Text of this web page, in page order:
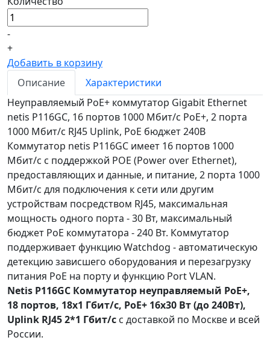
-
+
Добавить в корзину
Описание
Характеристики
Неуправляемый PoE+ коммутатор Gigabit Ethernet
netis P116GC, 16 портов 1000 Мбит/с PoE+, 2 порта
1000 Мбит/с RJ45 Uplink, PoE бюджет 240В
Коммутатор netis P116GC имеет 16 портов 1000
Мбит/с с поддержкой POE (Power over Ethernet),
предоставляющих и данные, и питание, 2 порта 1000
Мбит/с для подключения к сети или другим
устройствам посредством RJ45, максимальная
мощность одного порта - 30 Вт, максимальный
бюджет PoE коммутатора - 240 Вт. Коммутатор
поддерживает функцию Watchdog - автоматическую
детекцию зависшего оборудования и перезагрузку
питания PoE на порту и функцию Port VLAN.
Netis P116GC Коммутатор неуправляемый PoE+,
18 портов, 18x1 Гбит/с, PoE+ 16х30 Вт (до 240Вт),
Uplink RJ45 2*1 Гбит/с с доставкой по Москве и всей
России.